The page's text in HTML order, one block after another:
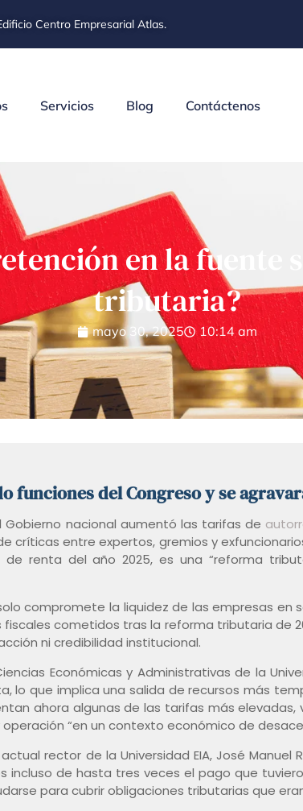
Centro Empresarial Atlas.
Servicios Blog Contáctenos
en la fuente
tributaria?
mayo 30, 2025 10:14 am
funciones del Congreso y se
Gobierno nacional aumentó las tarifas de
entre expertos, gremios y
renta del año 2025, es una “reforma
compromete la liquidez de las empresas
cometidos tras la reforma tributaria de
ni credibilidad institucional.
Económicas y Administrativas de la
lo que implica una salida de recursos más
ahora algunas de las tarifas más elevadas,
“en un contexto económico de
rector de la Universidad EIA, José Manuel
de hasta tres veces el pago que
para cubrir obligaciones tributarias que